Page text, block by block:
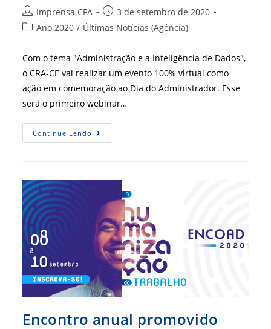
Autor
do
Imprensa CFA
Post
publicado:
3 de setembro de 2020
Categoria
post:
Ano 2020 / Últimas Notícias (Agência)
Com o tema "Administração e a Inteligência de Dados",
o CRA-CE vai realizar um evento 100% virtual como
ação em comemoração ao Dia do Administrador. Esse
será o primeiro webinar…
Continue Lendo Webinar
“Administração
Encontro anual promovido